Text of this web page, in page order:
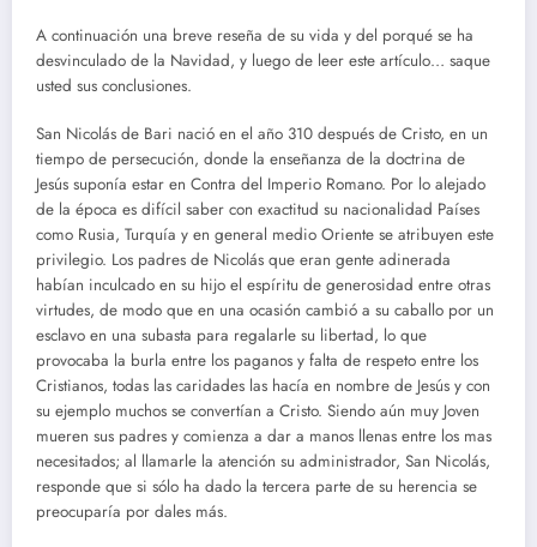
A continuación una breve reseña de su vida y del porqué se ha
desvinculado de la Navidad, y luego de leer este artículo… saque
usted sus conclusiones.
San Nicolás de Bari nació en el año 310 después de Cristo, en un
tiempo de persecución, donde la enseñanza de la doctrina de
Jesús suponía estar en Contra del Imperio Romano. Por lo alejado
de la época es difícil saber con exactitud su nacionalidad Países
como Rusia, Turquía y en general medio Oriente se atribuyen este
privilegio. Los padres de Nicolás que eran gente adinerada
habían inculcado en su hijo el espíritu de generosidad entre otras
virtudes, de modo que en una ocasión cambió a su caballo por un
esclavo en una subasta para regalarle su libertad, lo que
provocaba la burla entre los paganos y falta de respeto entre los
Cristianos, todas las caridades las hacía en nombre de Jesús y con
su ejemplo muchos se convertían a Cristo. Siendo aún muy Joven
mueren sus padres y comienza a dar a manos llenas entre los mas
necesitados; al llamarle la atención su administrador, San Nicolás,
responde que si sólo ha dado la tercera parte de su herencia se
preocuparía por dales más.